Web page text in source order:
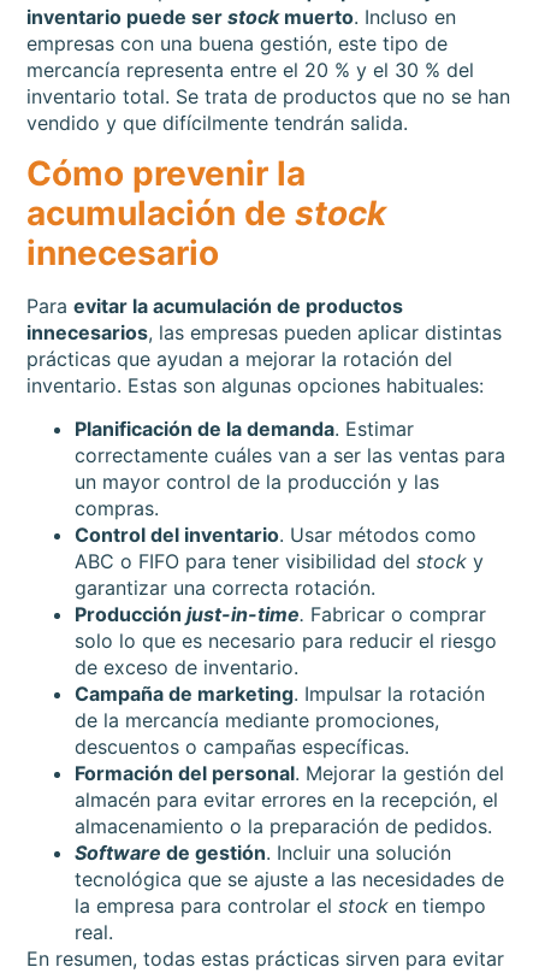
inventario puede serstock muerto. Incluso en
empresas con una buena gestión, este tipo de
mercancía representa entre el 20 % y el 30 % del
inventario total. Se trata de productos que no se han
vendido y que difícilmente tendrán salida.
Cómo prevenir la
acumulación destock
innecesario
Paraevitar la acumulación de productos
innecesarios, las empresas pueden aplicar distintas
prácticas que ayudan a mejorar la rotación del
inventario. Estas son algunas opciones habituales:
Planificación de la demanda. Estimar
correctamente cuáles van a ser las ventas para
un mayor control de la producción y las
compras.
Control del inventario. Usar métodos como
ABC o FIFO para tener visibilidad delstock y
garantizar una correcta rotación.
Producciónjust-in-time. Fabricar o comprar
solo lo que es necesario para reducir el riesgo
de exceso de inventario.
Campaña de marketing. Impulsar la rotación
de la mercancía mediante promociones,
descuentos o campañas específicas.
Formación del personal. Mejorar la gestión del
almacén para evitar errores en la recepción, el
almacenamiento o la preparación de pedidos.
Software de gestión. Incluir una solución
tecnológica que se ajuste a las necesidades de
la empresa para controlar elstock en tiempo
real.
En resumen, todas estas prácticas sirven para evitar